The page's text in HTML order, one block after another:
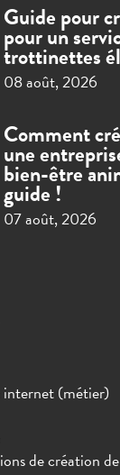
Guide pour
pour un
trottinettes
08 août, 2026
Comment
une
bien-être
guide !
07 août, 2026
(métier)
de création